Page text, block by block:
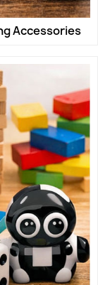
Accessories